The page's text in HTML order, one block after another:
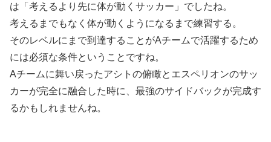
は「考えるより先に体が動くサッカー」でしたね。
考えるまでもなく体が動くようになるまで練習する。
そのレベルにまで到達することがAチームで活躍するため
には必須な条件ということですね。
Aチームに舞い戻ったアシトの俯瞰とエスペリオンのサッ
カーが完全に融合した時に、最強のサイドバックが完成す
るかもしれませんね。